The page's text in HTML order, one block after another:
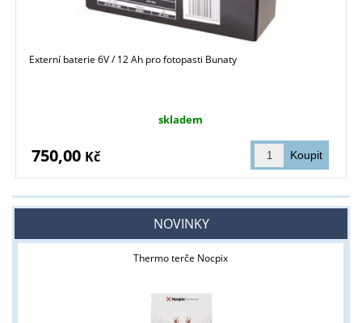
Externí baterie 6V / 12 Ah pro fotopasti Bunaty
skladem
750,00 Kč
NOVINKY
Thermo terče Nocpix